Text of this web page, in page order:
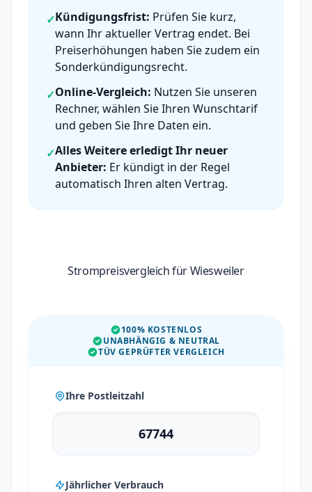
✓Kündigungsfrist: Prüfen Sie kurz,
wann Ihr aktueller Vertrag endet. Bei
Preiserhöhungen haben Sie zudem ein
Sonderkündigungsrecht.
✓Online-Vergleich: Nutzen Sie unseren
Rechner, wählen Sie Ihren Wunschtarif
und geben Sie Ihre Daten ein.
✓Alles Weitere erledigt Ihr neuer
Anbieter: Er kündigt in der Regel
automatisch Ihren alten Vertrag.
Strompreisvergleich für Wiesweiler
100% KOSTENLOS
UNABHÄNGIG & NEUTRAL
TÜV GEPRÜFTER VERGLEICH
Ihre Postleitzahl
Jährlicher Verbrauch